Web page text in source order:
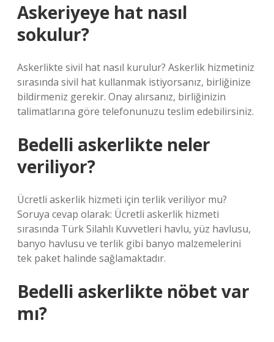
Askeriyeye hat nasıl
sokulur?
Askerlikte sivil hat nasıl kurulur? Askerlik hizmetiniz
sırasında sivil hat kullanmak istiyorsanız, birliğinize
bildirmeniz gerekir. Onay alırsanız, birliğinizin
talimatlarına göre telefonunuzu teslim edebilirsiniz.
Bedelli askerlikte neler
veriliyor?
Ücretli askerlik hizmeti için terlik veriliyor mu?
Soruya cevap olarak: Ücretli askerlik hizmeti
sırasında Türk Silahlı Kuvvetleri havlu, yüz havlusu,
banyo havlusu ve terlik gibi banyo malzemelerini
tek paket halinde sağlamaktadır.
Bedelli askerlikte nöbet var
mı?